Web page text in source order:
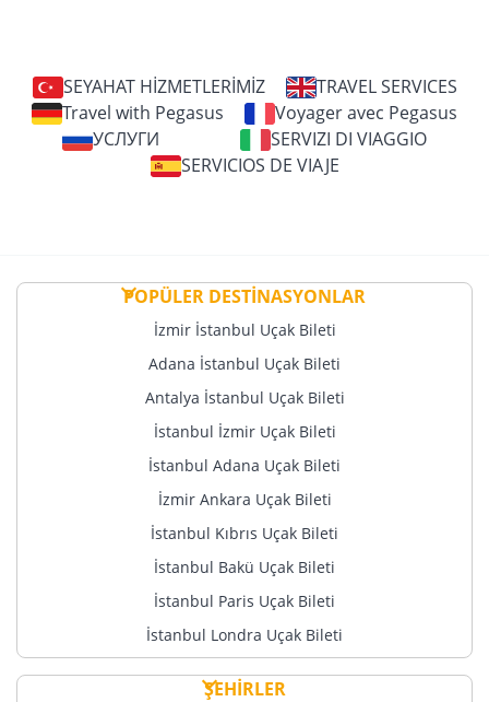
SEYAHAT HİZMETLERİMİZ
TRAVEL SERVICES
Travel with Pegasus
Voyager avec Pegasus
УСЛУГИ
SERVIZI DI VIAGGIO
SERVICIOS DE VIAJE
POPÜLER DESTİNASYONLAR
İzmir İstanbul Uçak Bileti
Adana İstanbul Uçak Bileti
Antalya İstanbul Uçak Bileti
İstanbul İzmir Uçak Bileti
İstanbul Adana Uçak Bileti
İzmir Ankara Uçak Bileti
İstanbul Kıbrıs Uçak Bileti
İstanbul Bakü Uçak Bileti
İstanbul Paris Uçak Bileti
İstanbul Londra Uçak Bileti
ŞEHİRLER